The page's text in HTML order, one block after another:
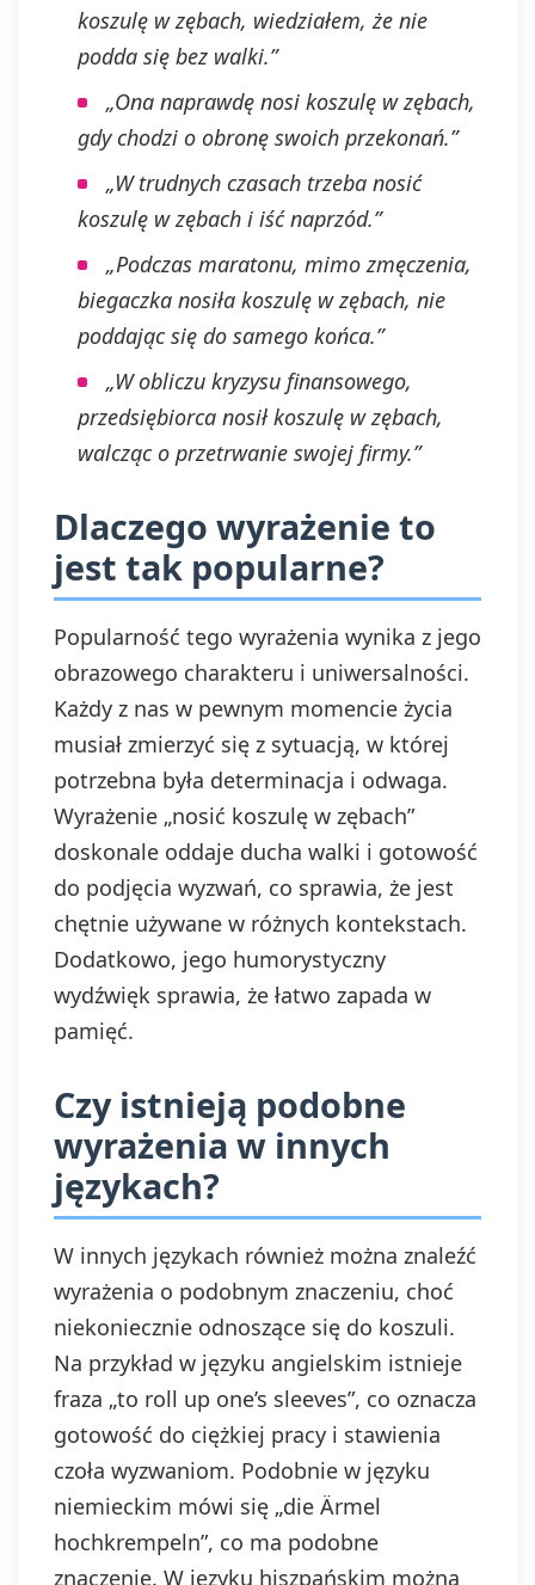
koszulę w zębach, wiedziałem, że nie
podda się bez walki.”
„Ona naprawdę nosi koszulę w zębach,
gdy chodzi o obronę swoich przekonań.”
„W trudnych czasach trzeba nosić
koszulę w zębach i iść naprzód.”
„Podczas maratonu, mimo zmęczenia,
biegaczka nosiła koszulę w zębach, nie
poddając się do samego końca.”
„W obliczu kryzysu finansowego,
przedsiębiorca nosił koszulę w zębach,
walcząc o przetrwanie swojej firmy.”
Dlaczego wyrażenie to
jest tak popularne?
Popularność tego wyrażenia wynika z jego
obrazowego charakteru i uniwersalności.
Każdy z nas w pewnym momencie życia
musiał zmierzyć się z sytuacją, w której
potrzebna była determinacja i odwaga.
Wyrażenie „nosić koszulę w zębach”
doskonale oddaje ducha walki i gotowość
do podjęcia wyzwań, co sprawia, że jest
chętnie używane w różnych kontekstach.
Dodatkowo, jego humorystyczny
wydźwięk sprawia, że łatwo zapada w
pamięć.
Czy istnieją podobne
wyrażenia w innych
językach?
W innych językach również można znaleźć
wyrażenia o podobnym znaczeniu, choć
niekoniecznie odnoszące się do koszuli.
Na przykład w języku angielskim istnieje
fraza „to roll up one’s sleeves”, co oznacza
gotowość do ciężkiej pracy i stawienia
czoła wyzwaniom. Podobnie w języku
niemieckim mówi się „die Ärmel
hochkrempeln”, co ma podobne
znaczenie. W języku hiszpańskim można